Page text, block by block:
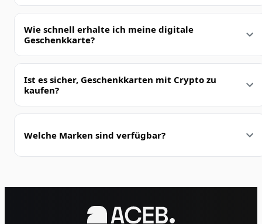
Wie schnell erhalte ich meine digitale
Geschenkkarte?
Ist es sicher, Geschenkkarten mit Crypto zu
kaufen?
Welche Marken sind verfügbar?